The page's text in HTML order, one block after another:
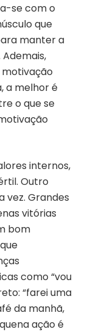
se com o
que
manter a
a melhor é
o que se
internos,
Outro
vez. Grandes
vitórias
bom
como “vou
“farei uma
da manhã,
ação é